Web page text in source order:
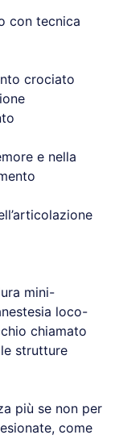
con tecnica
crociato
e nella
mini-
loco-
chiamato
strutture
più se non per
come